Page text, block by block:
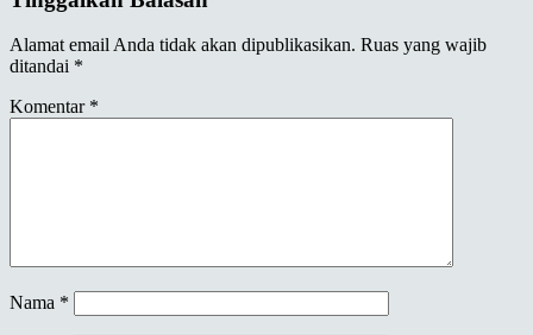
Alamat email Anda tidak akan dipublikasikan. Ruas yang wajib
ditandai *
Komentar *
Nama *